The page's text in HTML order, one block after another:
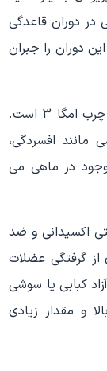
در دوران قاعدگی
دوران را جبران
این ماهی سرشار از آهن، پروتئین و اسیدهای چرب امگا 3 است.
مانند افسردگی،
و نوسانات رفتاری هستند. امگا 3 موجود در ماهی می
اکسیدانی و ضد
از گرفتگی عضلات
کبابی یا سوشی
و مقدار زیادی